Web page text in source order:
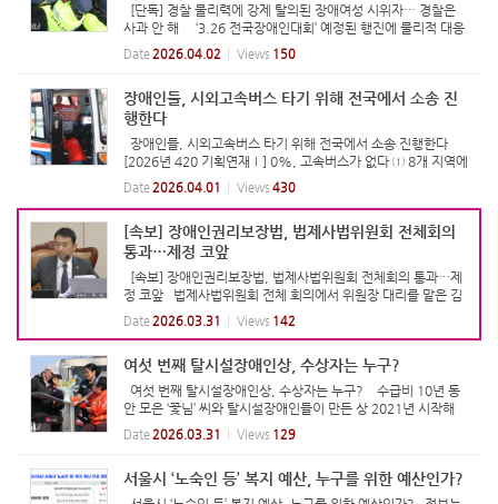
[단독] 경찰 물리력에 강제 탈의된 장애여성 시위자… 경찰은
사과 안 해 ‘3.26 전국장애인대회’ 예정된 행진에 물리적 대응
한 경찰 남성 경찰들, 이에 저항한 이형숙 한자협 회장 강제 연행
시도 휠체어와 분리되고 신체 강제로 드러나는 등 인권침해
Date2026.04.02 Views 150
장애인들, 시외고속버스 타기 위해 전국에서 소송 진
행한다
장애인들, 시외고속버스 타기 위해 전국에서 소송 진행한다
[2026년 420 기획연재Ⅰ] 0%, 고속버스가 없다 ① 8개 지역에
서 8개 버스 회사에 소송 진행 예정 휠체어 탑승할 수 있는 시외
고속버스 전국에 0대 서울, 광주에서 진행된 재판에서 장애인 차
별 ...
Date2026.04.01 Views 430
[속보] 장애인권리보장법, 법제사법위원회 전체회의
통과…제정 코앞
[속보] 장애인권리보장법, 법제사법위원회 전체회의 통과…제
정 코앞 법제사법위원회 전체 회의에서 위원장 대리를 맡은 김
용민 더불어민주당 의원이 의사봉을 두드리고 있다. 사진 국회
방송 30일 열린 국회 법제사법위원회 전체회의에서 장애인권리
Date2026.03.31 Views 142
여섯 번째 탈시설장애인상, 수상자는 누구?
여섯 번째 탈시설장애인상, 수상자는 누구? 수급비 10년 동
안 모은 ‘꽃님’ 씨와 탈시설장애인들이 만든 상 2021년 시작해
벌써 6번째…올해 수상자 2명 탈시설장애인상을 받은 강호진
씨. 사진 김소영 탈시설장애인상을 수상한 조선동 씨. 사진 김소
Date2026.03.31 Views 129
서울시 ‘노숙인 등’ 복지 예산, 누구를 위한 예산인가?